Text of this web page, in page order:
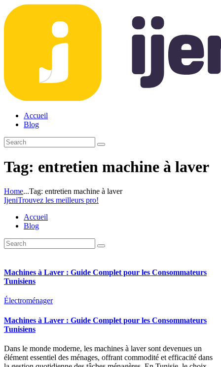
Accueil
Blog
Tag: entretien machine à laver
Home...Tag: entretien machine à laver
IjeniTrouvez les meilleurs pro!
Accueil
Blog
Machines à Laver : Guide Complet pour les Consommateurs
Tunisiens
Électroménager
Machines à Laver : Guide Complet pour les Consommateurs
Tunisiens
Dans le monde moderne, les machines à laver sont devenues un
élément essentiel des ménages, offrant commodité et efficacité dans